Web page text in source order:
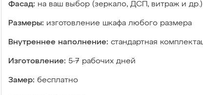
Фасад: на ваш выбор (зеркало, ДСП, витраж и др.)
Размеры: изготовление шкафа любого размера
Внутреннее наполнение: стандартная
Изготовление: 5-7 рабочих дней
Замер: бесплатно